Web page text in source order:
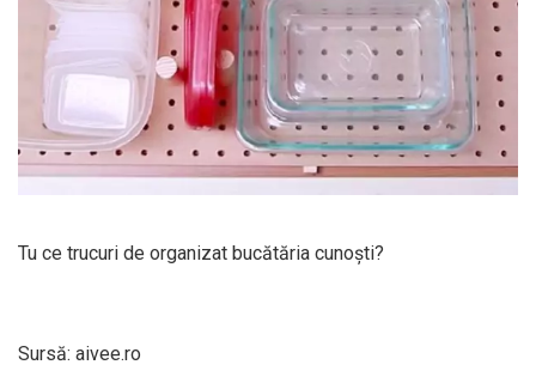
Tu ce trucuri de organizat bucătăria cunoști?
Sursă: aivee.ro